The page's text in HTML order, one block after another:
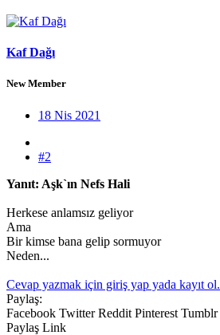
Kaf Dağı
New Member
18 Nis 2021
#2
Yanıt: Aşk`ın Nefs Hali
Herkese anlamsız geliyor
Ama
Bir kimse bana gelip sormuyor
Neden...
Cevap yazmak için giriş yap yada kayıt ol.
Paylaş:
Facebook Twitter Reddit Pinterest Tumblr
Paylaş Link